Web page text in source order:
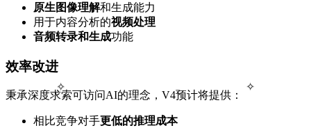
✧ ✧
原生图像理解和生成能力
用于内容分析的视频处理
音频转录和生成功能
效率改进
秉承深度求索可访问AI的理念，V4预计将提供：
相比竞争对手更低的推理成本